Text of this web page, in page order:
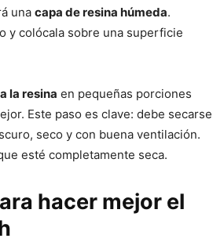
una capa de resina húmeda.
y colócala sobre una superficie
la resina en pequeñas porciones
Este paso es clave: debe secarse
seco y con buena ventilación.
esté completamente seca.
hacer mejor el